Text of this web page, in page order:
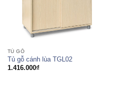
TỦ GỖ
Tủ gỗ cánh lùa TGL02
1.416.000₫